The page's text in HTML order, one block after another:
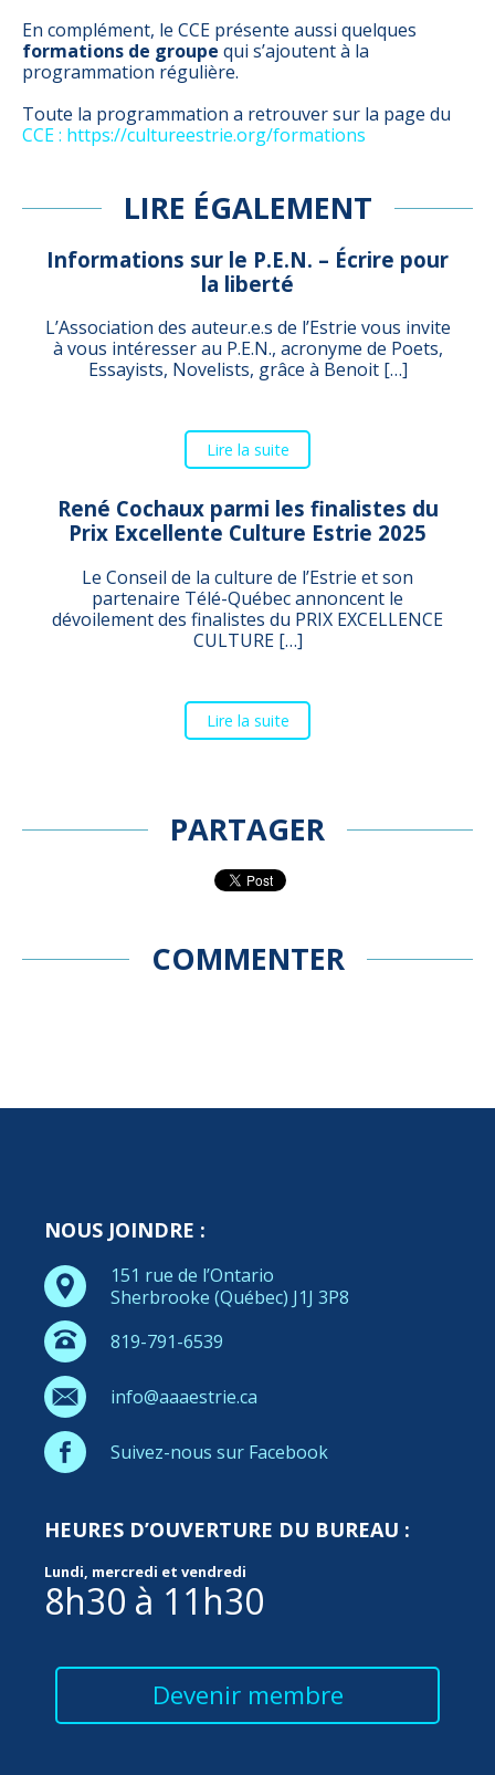
En complément, le CCE présente aussi quelques
formations de groupe qui s’ajoutent à la
programmation régulière.
Toute la programmation a retrouver sur la page du
CCE : https://cultureestrie.org/formations
LIRE ÉGALEMENT
Informations sur le P.E.N. – Écrire pour
la liberté
L’Association des auteur.e.s de l’Estrie vous invite
à vous intéresser au P.E.N., acronyme de Poets,
Essayists, Novelists, grâce à Benoit […]
Lire la suite
René Cochaux parmi les finalistes du
Prix Excellente Culture Estrie 2025
Le Conseil de la culture de l’Estrie et son
partenaire Télé-Québec annoncent le
dévoilement des finalistes du PRIX EXCELLENCE
CULTURE […]
Lire la suite
PARTAGER
COMMENTER
NOUS JOINDRE :
151 rue de l’Ontario
Sherbrooke (Québec) J1J 3P8
819-791-6539
info@aaaestrie.ca
Suivez-nous sur Facebook
HEURES D’OUVERTURE DU BUREAU :
Lundi, mercredi et vendredi
8h30 à 11h30
Devenir membre